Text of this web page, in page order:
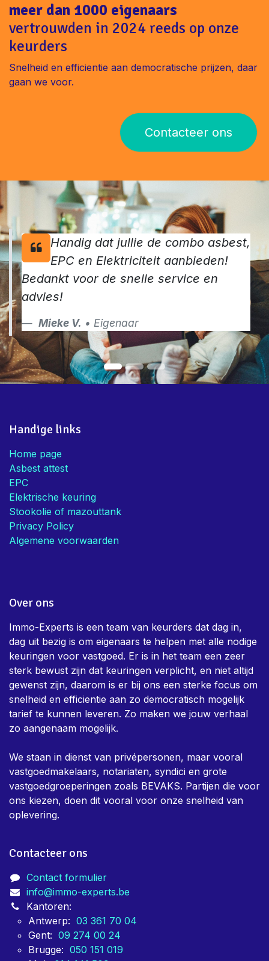
meer dan 1000 eigenaars
vertrouwden in 2024 reeds op onze
keurders
Snelheid en efficientie aan democratische prijzen, daar
gaan we voor.
Contacteer ons
Handig dat jullie de combo asbest,
EPC en Elektriciteit aanbieden!
Bedankt voor de snelle service en
advies!
Mieke V. • Eigenaar
Handige links
Home page
Asbest attest
EPC
Elektrische keuring
Stookolie of mazouttank
Privacy Policy
Algemene voorwaarden
Over ons
Immo-Experts is een team van keurders dat dag in,
dag uit bezig is om eigenaars te helpen met alle nodige
keuringen voor vastgoed. Er is in het team een zeer
sterk bewust zijn dat keuringen verplicht, en niet altijd
gewenst zijn, daarom is er bij ons een sterke focus om
snelheid en efficientie aan zo democratisch mogelijk
tarief te kunnen leveren. Zo maken we jouw verhaal
zo aangenaam mogelijk.
We staan in dienst van privépersonen, maar vooral
vastgoedmakelaars, notariaten, syndici en grote
vastgoedgroeperingen zoals BEVAKS. Partijen die voor
ons kiezen, doen dit vooral voor onze snelheid van
oplevering.
Contacteer ons
Contact formulier
info@immo-experts.be
Kantoren:
Antwerp: 03 361 70 04
Gent: 09 274 00 24
Brugge: 050 151 019